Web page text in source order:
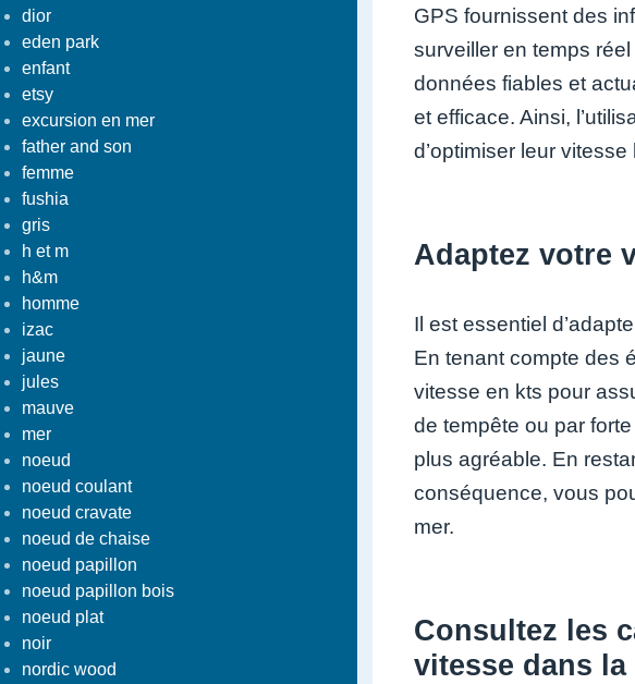
dior
eden park
enfant
etsy
excursion en mer
father and son
femme
fushia
gris
h et m
h&m
homme
izac
jaune
jules
mauve
mer
noeud
noeud coulant
noeud cravate
noeud de chaise
noeud papillon
noeud papillon bois
noeud plat
noir
nordic wood
GPS fournissent des
surveiller en temps
données fiables et
et efficace. Ainsi,
d’optimiser leur
Adaptez votre
Il est essentiel
En tenant compte des
vitesse en kts pour
de tempête ou par
plus agréable. En
conséquence, vous
mer.
Consultez les
vitesse dans la